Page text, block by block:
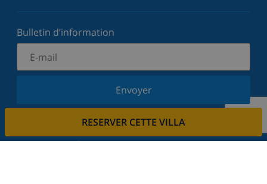
RESERVER CETTE VILLA
Bulletin d’information
Envoyer
Inscrivez-vous à notre newsletter et restez informé
votre vie privée.